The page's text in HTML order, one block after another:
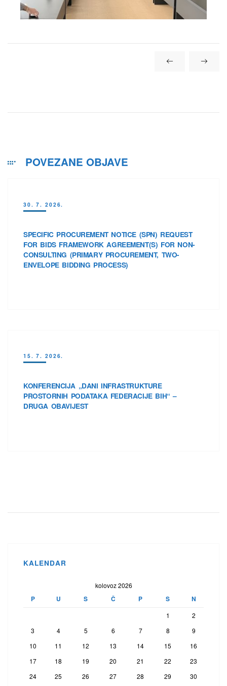
POVEZANE OBJAVE
30. 7. 2026.
SPECIFIC PROCUREMENT NOTICE (SPN) REQUEST
FOR BIDS FRAMEWORK AGREEMENT(S) FOR NON-
CONSULTING (PRIMARY PROCUREMENT, TWO-
ENVELOPE BIDDING PROCESS)
15. 7. 2026.
KONFERENCIJA „DANI INFRASTRUKTURE
PROSTORNIH PODATAKA FEDERACIJE BIH“ –
DRUGA OBAVIJEST
KALENDAR
kolovoz 2026
P U S Č P S N
1
2
3
4 5 6 7 8
9
10
11 12 13 14 15
16
17
18 19 20 21 22
23
24
25 26 27 28 29
30